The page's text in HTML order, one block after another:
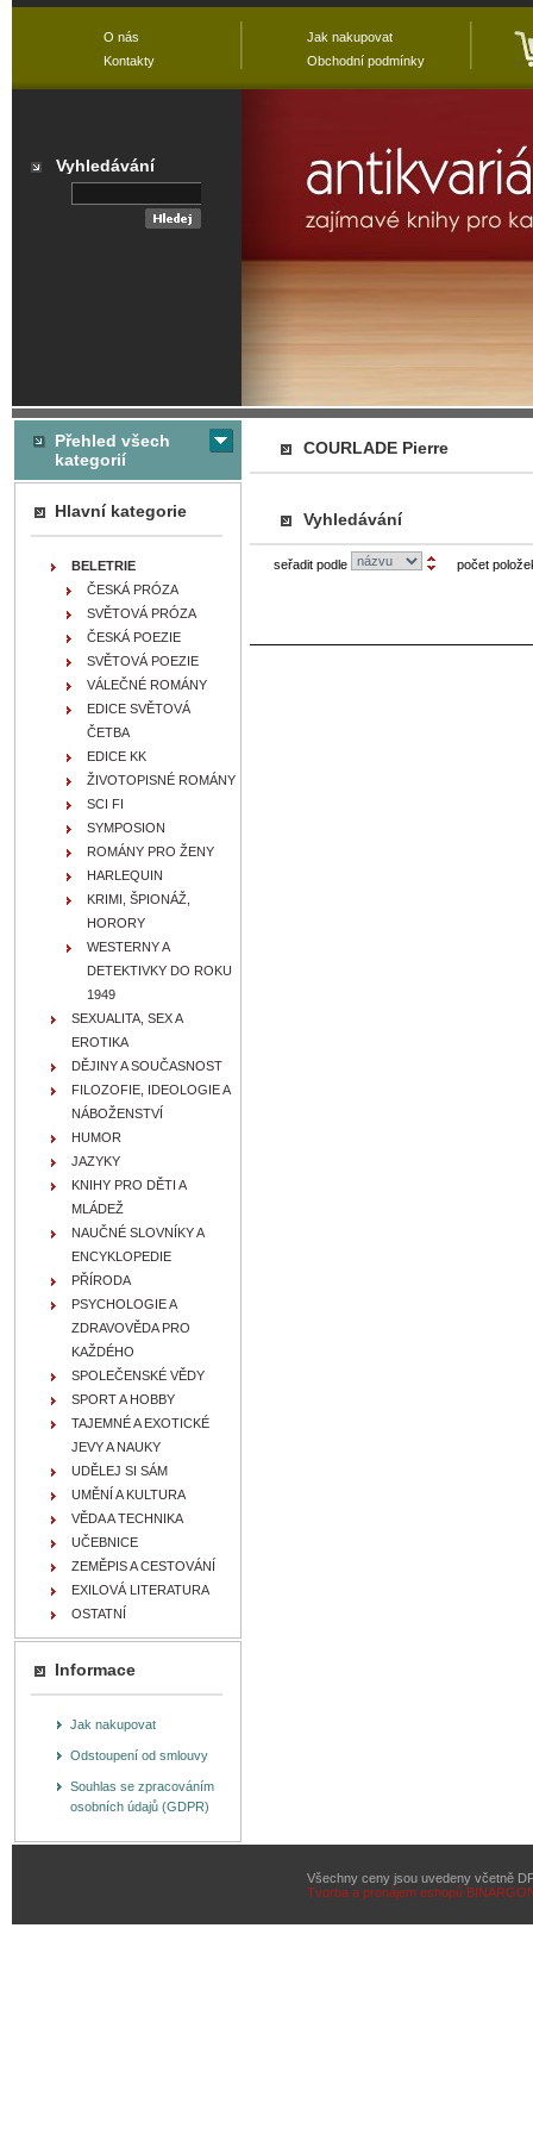
COURLADE Pierre
Vyhledávání
seřadit podle počet
Přehled všech
kategorií
Hlavní kategorie
BELETRIE
ČESKÁ PRÓZA
SVĚTOVÁ PRÓZA
ČESKÁ POEZIE
SVĚTOVÁ POEZIE
VÁLEČNÉ ROMÁNY
EDICE SVĚTOVÁ
ČETBA
EDICE KK
ŽIVOTOPISNÉ ROMÁNY
SCI FI
SYMPOSION
ROMÁNY PRO ŽENY
HARLEQUIN
KRIMI, ŠPIONÁŽ,
HORORY
WESTERNY A
DETEKTIVKY DO ROKU
1949
SEXUALITA, SEX A
EROTIKA
DĚJINY A SOUČASNOST
FILOZOFIE, IDEOLOGIE A
NÁBOŽENSTVÍ
HUMOR
JAZYKY
KNIHY PRO DĚTI A
MLÁDEŽ
NAUČNÉ SLOVNÍKY A
ENCYKLOPEDIE
PŘÍRODA
PSYCHOLOGIE A
ZDRAVOVĚDA PRO
KAŽDÉHO
SPOLEČENSKÉ VĚDY
SPORT A HOBBY
TAJEMNÉ A EXOTICKÉ
JEVY A NAUKY
UDĚLEJ SI SÁM
UMĚNÍ A KULTURA
VĚDA A TECHNIKA
UČEBNICE
ZEMĚPIS A CESTOVÁNÍ
EXILOVÁ LITERATURA
OSTATNÍ
Informace
Jak nakupovat
Odstoupení od smlouvy
Souhlas se zpracováním
osobních údajů (GDPR)
Všechny ceny jsou uvedeny včetně
Tvorba a pronájem eshopů
O nás
Kontakty
Jak nakupovat
Obchodní podmínky
Vyhledávání